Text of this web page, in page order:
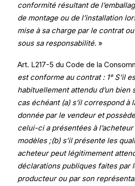
conformité résultant de
de montage ou de l’installation
mise à sa charge par le contrat
sous sa responsabilité. »
Art. L217-5 du Code de la
est conforme au contrat : 1° S’il
habituellement attendu d’un bien
cas échéant (a) s’il correspond à
donnée par le vendeur et
celui-ci a présentées à
modèles ;(b) s’il présente les
acheteur peut légitimement
déclarations publiques faites par
producteur ou par son